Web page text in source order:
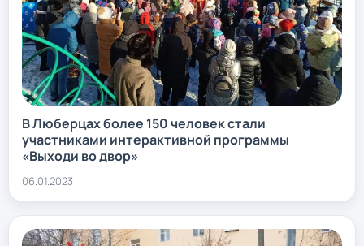
В Люберцах более 150 человек стали
участниками интерактивной программы
«Выходи во двор»
06.01.2023